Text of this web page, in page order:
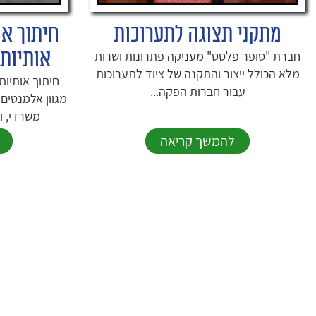
מתקני תצוגה לתערוכות
חברת "סופר פלסט" מעניקה פתרונות ושרות
מלא הכולל ייצור והתקנה של ציוד לתערוכות
עבור חברות הפקה...
להמשך קריאה
חיתוך
חיתוך
מגוון
משרדי,